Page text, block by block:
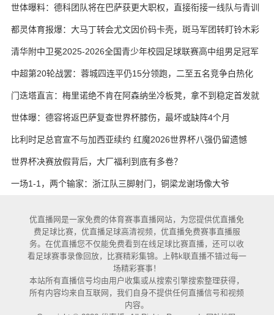
世体曝料：德科团队将在巴萨获更大职权，直接衔接一线队与青训
都灵体育报爆：大马丁转会尤文因价码卡壳，斑马军团转盯铃木彩
艳与维卡里奥
清华附中卫冕2025-2026全国青少年校园足球联赛高中组男足冠军
中超第20轮战罢：蓉城四连平仍15分领跑，二至五名竞争白热化
门迭塔直言：梅里诺绝不肯在阿森纳坐冷板凳，拿不到稳定首发就
考虑另寻出路
世体曝：德容将返巴萨复查世界杯膝伤，最坏或缺阵4个月
比利时足总官宣不与加西亚续约 红魔2026世界杯八强仍留遗憾
世界杯决赛放假背后，大厂福利到底有多卷？
一场1-1，两个输家：浙江队三脚射门，铜梁龙谢场像大爷
优直播网是一家免费的体育赛事直播网站，为您提供优直播免
费足球比赛，优直播足球高清视频，优直播免费赛事直播服
务。在优直播您不仅能免费看到在线足球比赛直播，还可以收
看足球赛事录像回放，比赛精彩集锦。上韩k联直播不错过每一
场精彩赛事！
本站所有直播信号均由用户收集或从搜索引擎搜索整理获得，
所有内容均来自互联网，我们自身不提供任何直播信号和视频
内容。